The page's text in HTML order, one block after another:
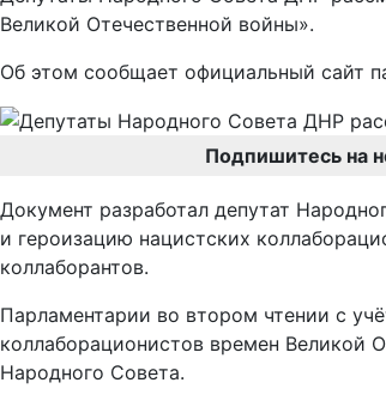
Великой Отечественной войны».
Об этом сообщает официальный сайт
Подпишитесь на
Документ разработал депутат
и героизацию нацистских
коллаборантов.
Парламентарии во втором чтении с
коллаборационистов времен Великой
Народного Совета.